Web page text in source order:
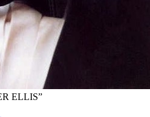
ELLIS”